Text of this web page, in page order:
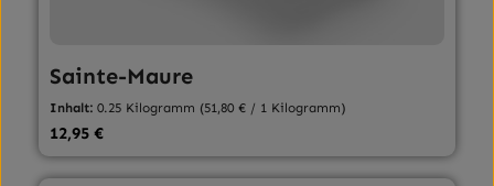
Sainte-Maure
Inhalt:0.25 Kilogramm (51,80 € / 1 Kilogramm)
Regulärer Preis:
12,95 €